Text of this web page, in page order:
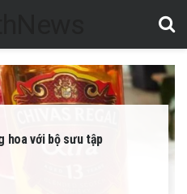
hoa với bộ sưu tập